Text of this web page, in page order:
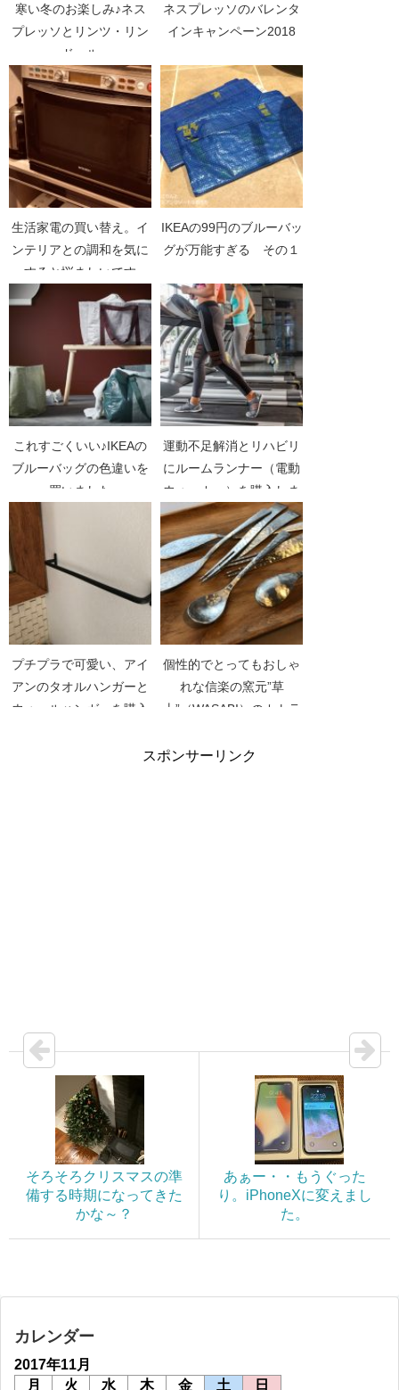
寒い冬のお楽しみ♪ネス
プレッソとリンツ・リン
ドール
ネスプレッソのバレンタ
インキャンペーン2018
生活家電の買い替え。イ
ンテリアとの調和を気に
すると悩ましいです
IKEAの99円のブルーバッ
グが万能すぎる その１
これすごくいい♪IKEAの
ブルーバッグの色違いを
買いました
運動不足解消とリハビリ
にルームランナー（電動
ウォーカー）を購入しま
した。
プチプラで可愛い、アイ
アンのタオルハンガーと
ウォールハンガーを購入
個性的でとってもおしゃ
れな信楽の窯元”草
土”（WASABI）のカトラ
スポンサーリンク
そろそろクリスマスの準
備する時期になってきた
かな～？
あぁー・・もうぐった
り。iPhoneXに変えまし
た。
カレンダー
2017年11月
月
火 水 木 金 土 日